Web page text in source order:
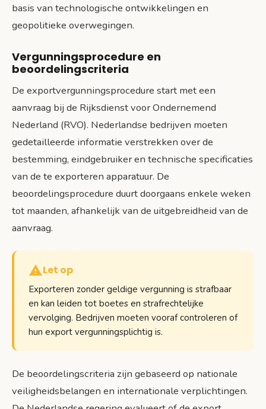
basis van technologische ontwikkelingen en
geopolitieke overwegingen.
Vergunningsprocedure en
beoordelingscriteria
De exportvergunningsprocedure start met een
aanvraag bij de Rijksdienst voor Ondernemend
Nederland (RVO). Nederlandse bedrijven moeten
gedetailleerde informatie verstrekken over de
bestemming, eindgebruiker en technische specificaties
van de te exporteren apparatuur. De
beoordelingsprocedure duurt doorgaans enkele weken
tot maanden, afhankelijk van de uitgebreidheid van de
aanvraag.
Let op
Exporteren zonder geldige vergunning is strafbaar
en kan leiden tot boetes en strafrechtelijke
vervolging. Bedrijven moeten vooraf controleren of
hun export vergunningsplichtig is.
De beoordelingscriteria zijn gebaseerd op nationale
veiligheidsbelangen en internationale verplichtingen.